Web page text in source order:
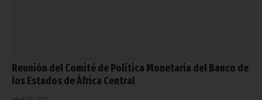
Reunión del Comité de Política Monetaria del Banco de
los Estados de África Central